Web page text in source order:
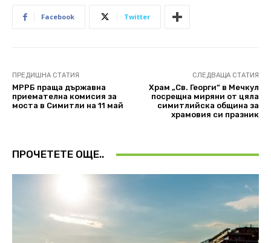
Facebook Twitter
ПРЕДИШНА СТАТИЯ
МРРБ праща държавна
приемателна комисия за
моста в Симитли на 11 май
СЛЕДВАЩА СТАТИЯ
Храм „Св. Георги“ в Мечкул
посрещна миряни от цяла
симитлийска община за
храмовия си празник
ПРОЧЕТЕТЕ ОЩЕ..